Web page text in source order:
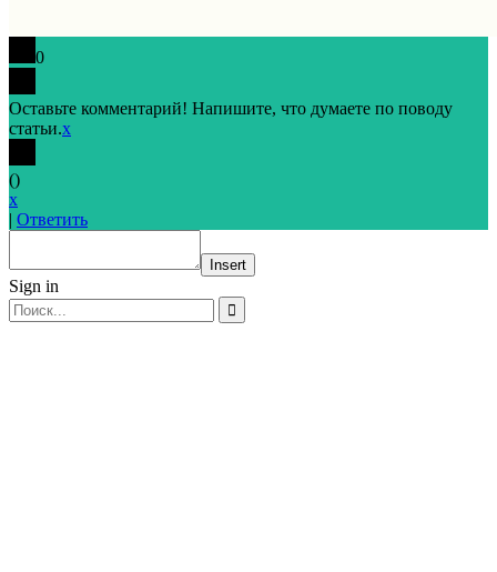
0
Оставьте комментарий! Напишите, что думаете по поводу
статьи.x
()
x
| Ответить
Insert
Sign in